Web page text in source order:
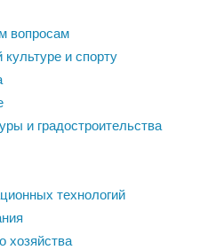
вопросам
и спорту
и градостроительства
технологий
хозяйства